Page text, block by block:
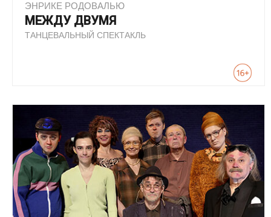
ЭНРИКЕ РОДОВАЛЬЮ
МЕЖДУ ДВУМЯ
ТАНЦЕВАЛЬНЫЙ СПЕКТАКЛЬ